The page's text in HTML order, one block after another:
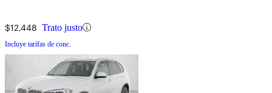
$12,448 Trato justo
Incluye tarifas de conc.